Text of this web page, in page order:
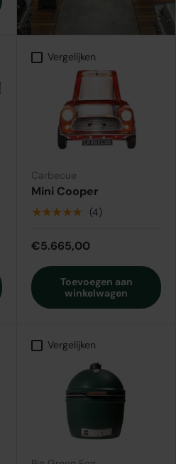
Vergelijken
Carbecue
Mini Cooper
★★★★★ (4)
€5.665,00
Toevoegen aan
winkelwagen
Vergelijken